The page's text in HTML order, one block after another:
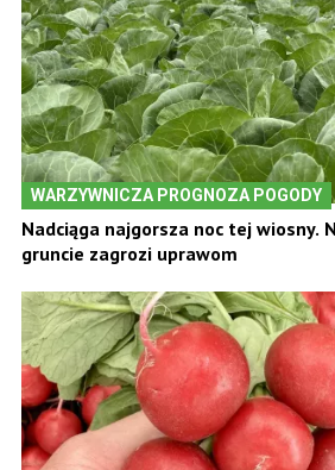
WARZYWNICZA PROGNOZA POGODY
Nadciąga najgorsza noc tej wiosny.
gruncie zagrozi uprawom